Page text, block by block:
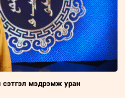
мэдрэмж уран